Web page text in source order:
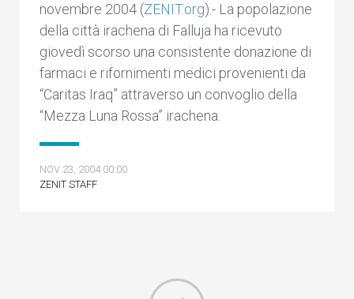
novembre 2004 (ZENIT.org).- La popolazione
della città irachena di Falluja ha ricevuto
giovedì scorso una consistente donazione di
farmaci e rifornimenti medici provenienti da
“Caritas Iraq” attraverso un convoglio della
“Mezza Luna Rossa” irachena.
NOV 23, 2004 00:00
ZENIT STAFF